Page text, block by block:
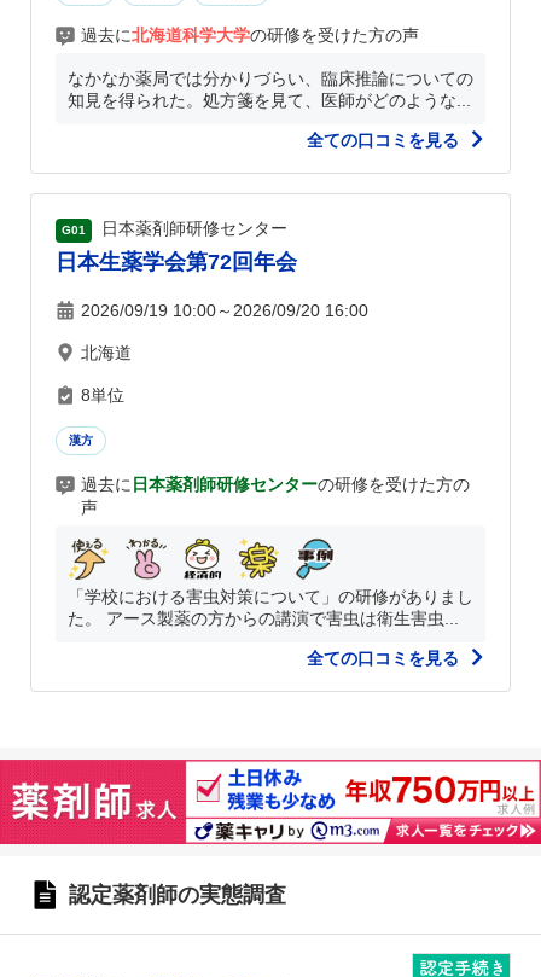
過去に北海道科学大学の研修を受けた方の声
なかなか薬局では分かりづらい、臨床推論についての
知見を得られた。処方箋を見て、医師がどのような...
全ての口コミを見る
G01 日本薬剤師研修センター
日本生薬学会第72回年会
2026/09/19 10:00～2026/09/20 16:00
北海道
8単位
漢方
過去に 日本薬剤師研修センターの研修を受けた方の
声
「学校における害虫対策について」の研修がありまし
た。 アース製薬の方からの講演で害虫は衛生害虫...
全ての口コミを見る
認定薬剤師の実態調査